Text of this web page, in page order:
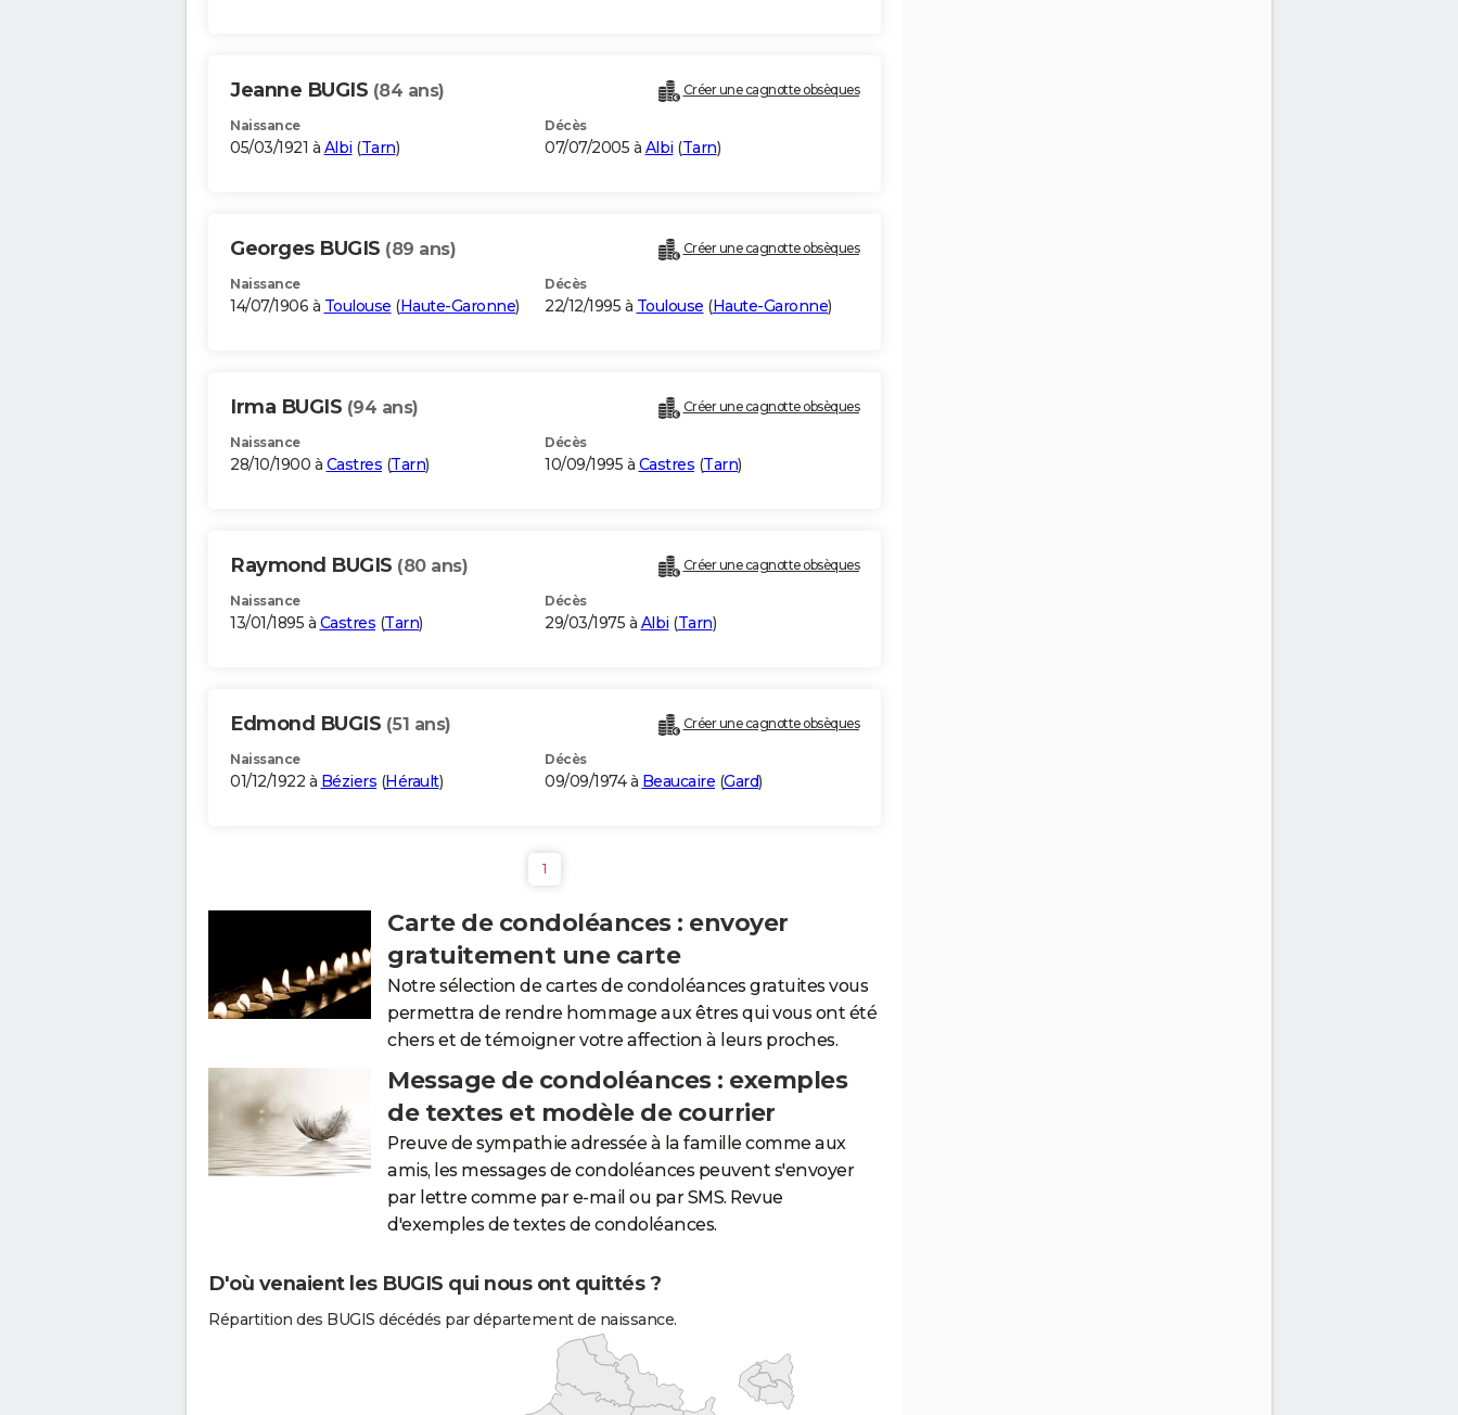
Jeanne BUGIS (84 ans) Créer une cagnotte obsèques
Naissance
05/03/1921 à Albi (Tarn)
Décès
07/07/2005 à Albi (Tarn)
Georges BUGIS (89 ans) Créer une cagnotte obsèques
Naissance
14/07/1906 à Toulouse (Haute-Garonne)
Décès
22/12/1995 à Toulouse (Haute-Garonne)
Irma BUGIS (94 ans) Créer une cagnotte obsèques
Naissance
28/10/1900 à Castres (Tarn)
Décès
10/09/1995 à Castres (Tarn)
Raymond BUGIS (80 ans) Créer une cagnotte obsèques
Naissance
13/01/1895 à Castres (Tarn)
Décès
29/03/1975 à Albi (Tarn)
Edmond BUGIS (51 ans) Créer une cagnotte obsèques
Naissance
01/12/1922 à Béziers (Hérault)
Décès
09/09/1974 à Beaucaire (Gard)
1
Carte de condoléances : envoyer
gratuitement une carte
Notre sélection de cartes de condoléances gratuites vous
permettra de rendre hommage aux êtres qui vous ont été
chers et de témoigner votre affection à leurs proches.
Message de condoléances : exemples
de textes et modèle de courrier
Preuve de sympathie adressée à la famille comme aux
amis, les messages de condoléances peuvent s'envoyer
par lettre comme par e-mail ou par SMS. Revue
d'exemples de textes de condoléances.
D'où venaient les BUGIS qui nous ont quittés ?
Répartition des BUGIS décédés par département de naissance.